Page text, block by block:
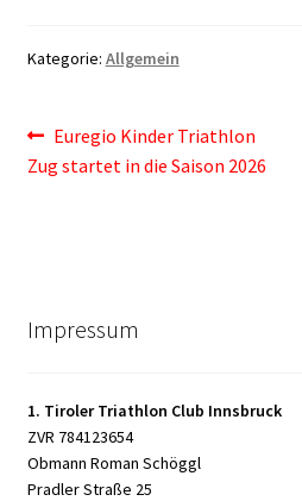
Kategorie: Allgemein
Beitragsnavigation
Vorheriger
Beitrag:
Euregio Kinder Triathlon
Zug startet in die Saison 2026
Impressum
1. Tiroler Triathlon Club Innsbruck
ZVR 784123654
Obmann Roman Schöggl
Pradler Straße 25